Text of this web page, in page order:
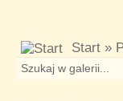
Start »